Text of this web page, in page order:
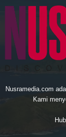
Nusramedia.com
Kami